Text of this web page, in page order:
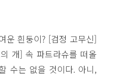
운 흰둥이? [검정 고무신]
개] 속 파트라슈를 떠올
수는 없을 것이다. 아니,